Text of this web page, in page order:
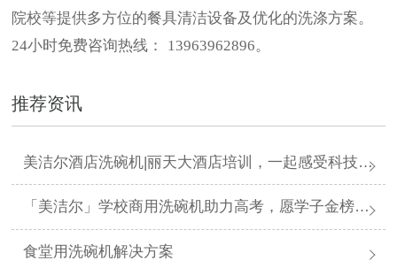
院校等提供多方位的餐具清洁设备及优化的洗涤方案。
24小时免费咨询热线：
13963962896。
推荐资讯
美洁尔酒店洗碗机|丽天大酒店培训，一起感受科技力量
「美洁尔」学校商用洗碗机助力高考，愿学子金榜题名
食堂用洗碗机解决方案